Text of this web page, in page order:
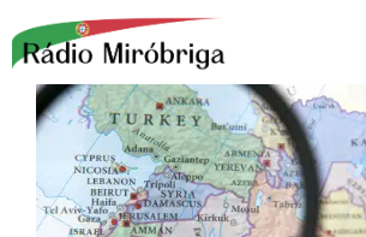
para
conteúdo